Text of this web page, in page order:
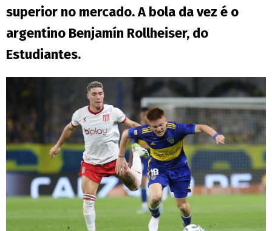
superior no mercado. A bola da vez é o
argentino Benjamín Rollheiser, do
Estudiantes.